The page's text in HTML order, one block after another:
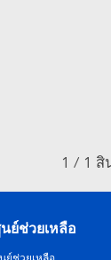
1 / 1 สิ
ย์ช่วยเหลือ